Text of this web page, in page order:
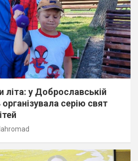
літа: у Доброславській
серію свят